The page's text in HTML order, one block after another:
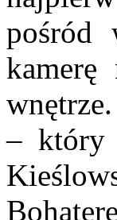
pośród
kamerę
– który